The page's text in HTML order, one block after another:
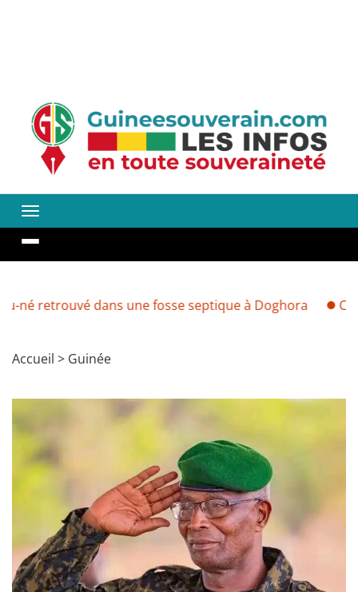
dans une fosse septique à Doghora Cherté
Accueil > Guinée